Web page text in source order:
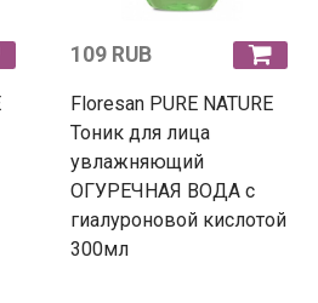
109 RUB
Floresan PURE NATURE
Тоник для лица
увлажняющий
ОГУРЕЧНАЯ ВОДА с
гиалуроновой кислотой
300мл